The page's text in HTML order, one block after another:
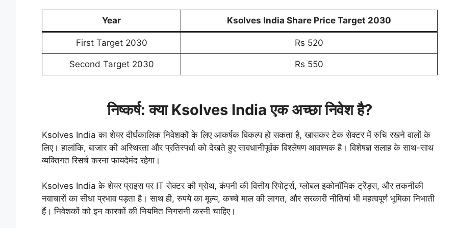
Year Ksolves India Share Price Target 2030
First Target 2030 Rs 520
Second Target 2030 Rs 550
निष्कर्ष: क्या Ksolves India एक अच्छा निवेश है?
Ksolves India का शेयर दीर्घकालिक निवेशकों के लिए आकर्षक विकल्प हो सकता है, खासकर टेक सेक्टर में रुचि रखने वालों के
लिए। हालांकि, बाजार की अस्थिरता और प्रतिस्पर्धा को देखते हुए सावधानीपूर्वक विश्लेषण आवश्यक है। विशेषज्ञ सलाह के साथ-साथ
व्यक्तिगत रिसर्च करना फायदेमंद रहेगा।
Ksolves India के शेयर प्राइस पर IT सेक्टर की ग्रोथ, कंपनी की वित्तीय रिपोर्ट्स, ग्लोबल इकोनॉमिक ट्रेंड्स, और तकनीकी
नवाचारों का सीधा प्रभाव पड़ता है। साथ ही, रुपये का मूल्य, कच्चे माल की लागत, और सरकारी नीतियां भी महत्वपूर्ण भूमिका निभाती
हैं। निवेशकों को इन कारकों की नियमित निगरानी करनी चाहिए।